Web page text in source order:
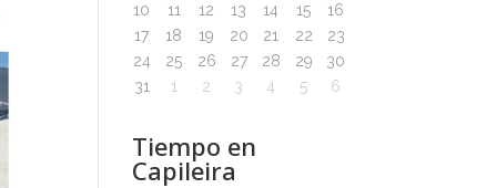
10
11 12 13 14 15
16
17
18 19 20 21 22
23
24
25 26 27 28 29
30
31
1 2 3 4 5 6
Tiempo en
Capileira